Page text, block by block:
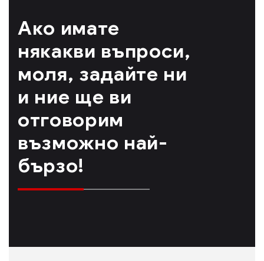
Ако имате
някакви въпроси,
моля, задайте ни
и ние ще ви
отговорим
възможно най-
бързо!